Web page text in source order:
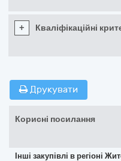
+ Кваліфікаційні
Друкувати
Корисні посилання
Інші закупівлі в регіоні